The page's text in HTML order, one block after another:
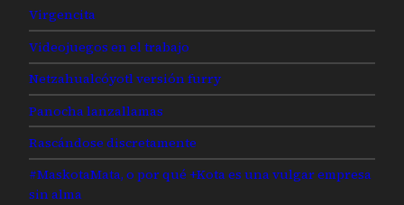
Virgencita
Videojuegos en el trabajo
Netzahualcóyotl versión furry
Panocha lanzallamas
Rascándose discretamente
#MaskotaMata, o por qué +Kota es una vulgar empresa
sin alma